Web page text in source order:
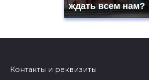
ждать всем нам?
Контакты и реквизиты